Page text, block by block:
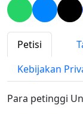
Petisi
Kebijakan
Para petinggi